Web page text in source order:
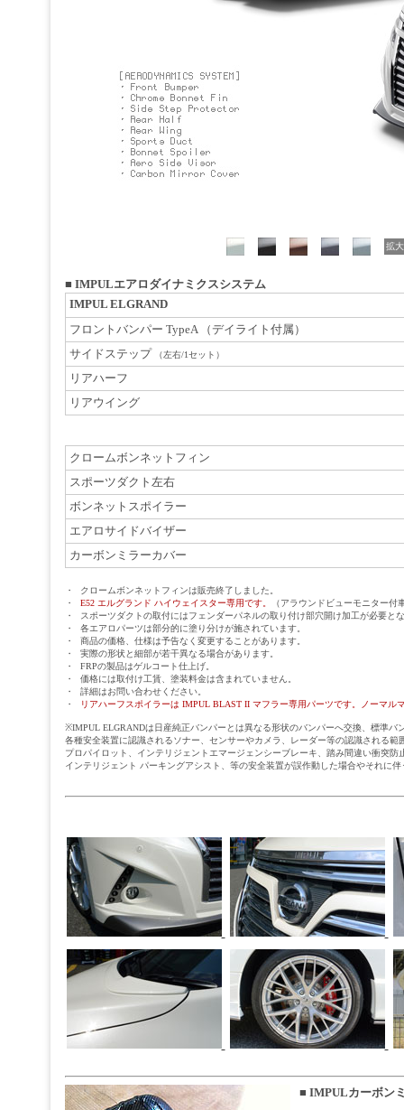
拡
■ IMPULエアロダイナミクスシステム
IMPUL ELGRAND
フロントバンパー TypeA （デイライト付属）
サイドステップ
（左右/1セット）
リアハーフ
リアウイング
クロームボンネットフィン
スポーツダクト左右
ボンネットスポイラー
エアロサイドバイザー
カーボンミラーカバー
・
クロームボンネットフィンは販売終了しました。
・
E52 エルグランド ハイウェイスター専用です。
（アラウンドビューモニター付
・
スポーツダクトの取付にはフェンダーパネルの取り付け部穴開け加工が必要と
・
各エアロパーツは部分的に塗り分けが施されています。
・
商品の価格、仕様は予告なく変更することがあります。
・
実際の形状と細部が若干異なる場合があります。
・
FRPの製品はゲルコート仕上げ。
・
価格には取付け工賃、塗装料金は含まれていません。
・
詳細はお問い合わせください。
・
リアハーフスポイラーは IMPUL BLAST II マフラー専用パーツです。ノーマル
※IMPUL ELGRANDは日産純正バンパーとは異なる形状のバンパーへ交換、標準
各種安全装置に認識されるソナー、センサーやカメラ、レーダー等の認識される
プロパイロット、インテリジェントエマージェンシーブレーキ、踏み間違い衝突
インテリジェント パーキングアシスト、等の安全装置が誤作動した場合やそれに
■ IMPULカーボン